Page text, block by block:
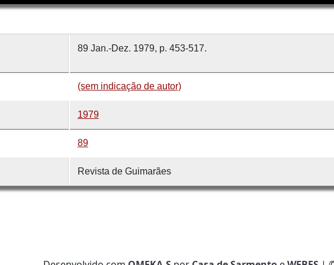
89 Jan.-Dez. 1979, p. 453-517.
(sem indicação de autor)
1979
89
Revista de Guimarães